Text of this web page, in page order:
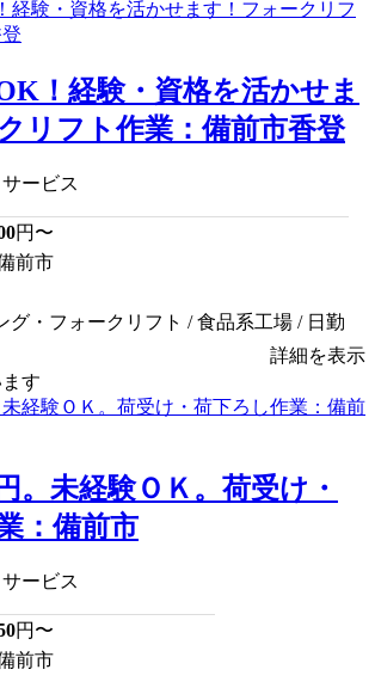
！経験・資格を活かせま
リフト作業：備前市香登
ービス
円〜
前市
グ・フォークリフト / 食品系工場 / 日勤
詳細を表示
す
。未経験ＯＫ。荷受け・
：備前市
ービス
円〜
前市